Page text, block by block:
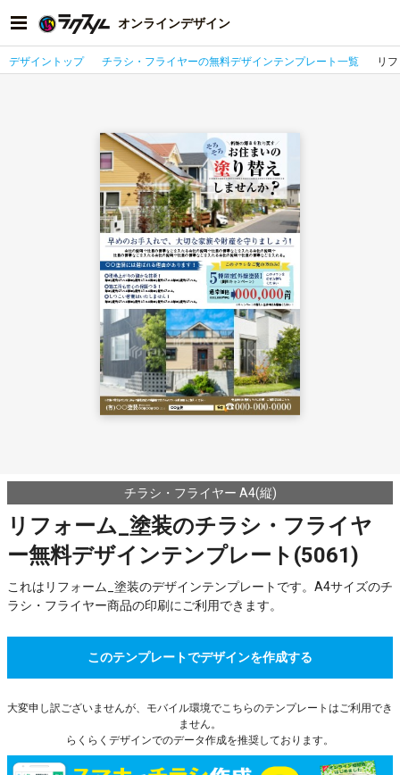
オンラインデザイン
デザイントップ チラシ・フライヤーの無料デザインテンプレート一覧 リ
チラシ・フライヤー A4(縦)
リフォーム_塗装のチラシ・フライヤ
ー無料デザインテンプレート(5061)
これはリフォーム_塗装のデザインテンプレートです。A4サイズのチ
ラシ・フライヤー商品の印刷にご利用できます。
このテンプレートでデザインを作成する
大変申し訳ございませんが、モバイル環境でこちらのテンプレートはご利用でき
ません。
らくらくデザインでのデータ作成を推奨しております。